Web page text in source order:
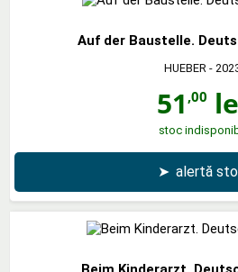
Auf der Baustelle.
HUEBER -
51 ,00
stoc
➤ alertă